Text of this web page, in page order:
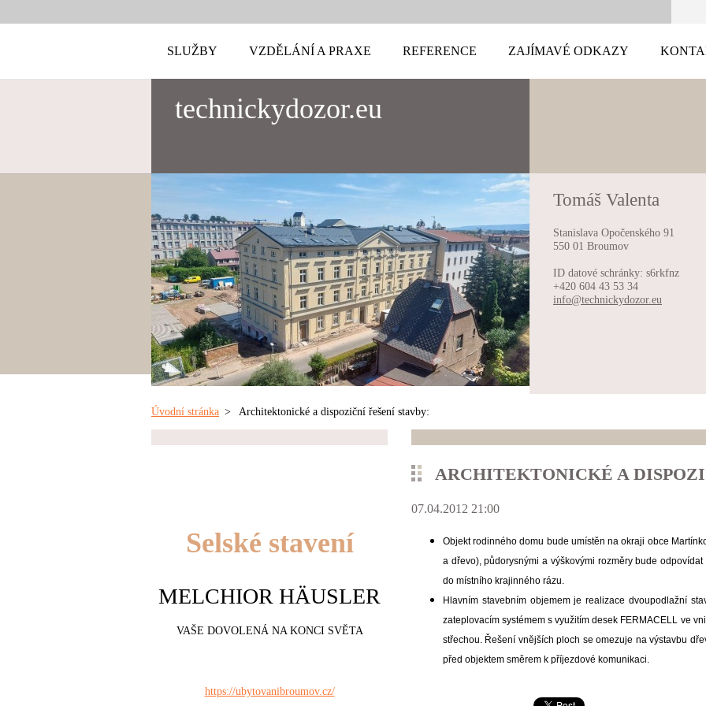
SLUŽBY VZDĚLÁNÍ A PRAXE REFERENCE ZAJÍMAVÉ ODKAZY
technickydozor.eu
Tomáš Valenta
Stanislava Opočenského 91
550 01 Broumov
ID datové schránky: s6rkfnz
+420 604 43 53 34
info@technickydozor.eu
Úvodní stránka > Architektonické a dispoziční řešení stavby:
Selské stavení
MELCHIOR HÄUSLER
VAŠE DOVOLENÁ NA KONCI SVĚTA
https://ubytovanibroumov.cz/
ARCHITEKTONICKÉ A
07.04.2012 21:00
Objekt rodinného domu bude umístěn na okraji obce
a dřevo), půdorysnými a výškovými rozměry bude
do místního krajinného rázu.
Hlavním stavebním objemem je realizace dvoupodlažní
zateplovacím systémem s využitím desek FERMACELL ve
střechou. Řešení vnějších ploch se omezuje na výstavbu
před objektem směrem k příjezdové komunikaci.